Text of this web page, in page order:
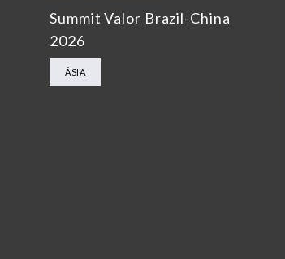
Summit Valor Brazil-China
2026
ÁSIA